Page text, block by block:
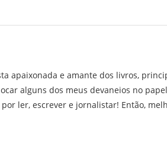
apaixonada e amante dos livros,
alguns dos meus devaneios no
ler, escrever e jornalistar! Então,